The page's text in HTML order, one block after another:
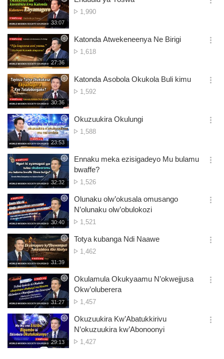
간
기
재
생
시
간
33:07
No.
1,990
옵
기
재
생
시
간
27:36
Katonda Atwekeneenya Ne Birigi
No.
1,618
옵
기
재
생
시
간
30:36
Katonda Asobola Okukola Buli kimu
No.
1,592
옵
기
재
생
시
간
23:53
Okuzuukira Okulungi
No.
1,588
옵
기
재
생
시
간
32:32
Ennaku meka ezisigadeyo Mu bulamu
bwaffe?
No.
views
1,526
옵
기
재
생
시
간
30:40
Olunaku olw’okusala omusango
N’olunaku olw’obulokozi
No.
views
1,521
옵
기
재
생
시
간
31:39
Totya kubanga Ndi Naawe
No.
1,462
옵
기
재
생
시
간
31:27
Okulamula Okukyaamu N’okwejjusa
Okw’oluberera
No.
views
1,457
옵
기
재
생
29:13
Okuzuukira Kw’Abatukkirivu
N’okuzuukira kw’Abonoonyi
No.
1,427
옵